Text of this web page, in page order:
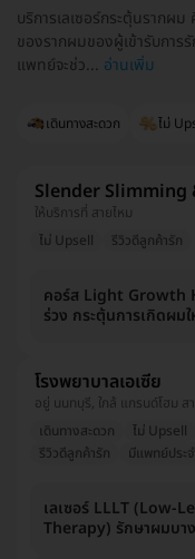
เดินทางสะดวก ไม่
บริการเลเซอร์กระตุ้นรากผม
ของรากผมของผู้เข้ารับการ
แพทย์จะช่ว... อ่านเพิ่ม
Slender Slimming
ให้บริการที่ สายไหม
ไม่ Upsell
รีวิวดีลูกค้ารัก
คอร์ส Light Growth
ร่วง กระตุ้นการเกิดผม
โรงพยาบาลเอเซีย
อยู่ นนทบุรี, ใกล้ แกรนด์โฮม ส
เดินทางสะดวก
ไม่ Upsell
รีวิวดีลูกค้ารัก
มีแพทย์ประ
เลเซอร์ LLLT (Low-
Therapy) รักษาผมบา